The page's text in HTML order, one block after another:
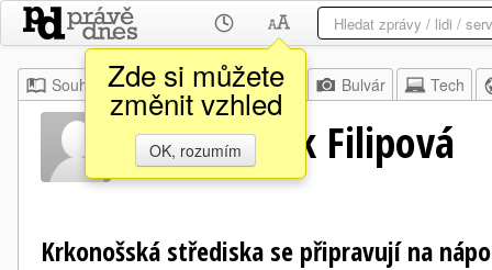
Zde si můžete
změnit vzhled
OK, rozumím
Souhrn Moje Z domova Bulvár Tech
Eva Klouček Filipová
Krkonošská střediska se připravují na